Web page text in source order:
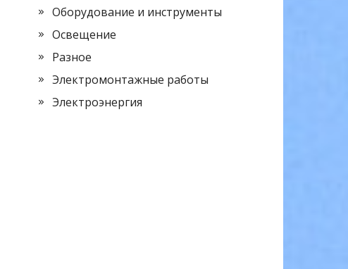
Оборудование и инструменты
Освещение
Разное
Электромонтажные работы
Электроэнергия